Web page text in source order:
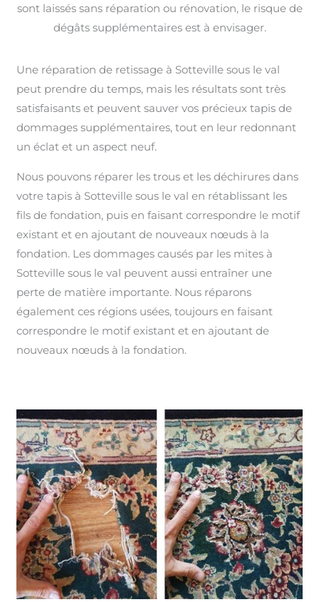
sont laissés sans réparation ou rénovation, le risque de
dégâts supplémentaires est à envisager.
Une réparation de retissage à Sotteville sous le val
peut prendre du temps, mais les résultats sont très
satisfaisants et peuvent sauver vos précieux tapis de
dommages supplémentaires, tout en leur redonnant
un éclat et un aspect neuf.
Nous pouvons réparer les trous et les déchirures dans
votre tapis à Sotteville sous le val en rétablissant les
fils de fondation, puis en faisant correspondre le motif
existant et en ajoutant de nouveaux nœuds à la
fondation. Les dommages causés par les mites à
Sotteville sous le val peuvent aussi entraîner une
perte de matière importante. Nous réparons
également ces régions usées, toujours en faisant
correspondre le motif existant et en ajoutant de
nouveaux nœuds à la fondation.